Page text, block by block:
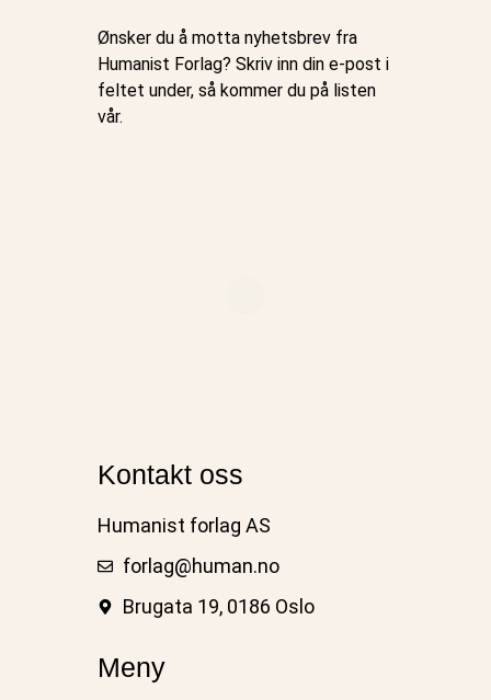
Ønsker du å motta nyhetsbrev fra
Humanist Forlag? Skriv inn din e-post i
feltet under, så kommer du på listen
vår.
Kontakt oss
Humanist forlag AS
forlag@human.no
Brugata 19, 0186 Oslo
Meny